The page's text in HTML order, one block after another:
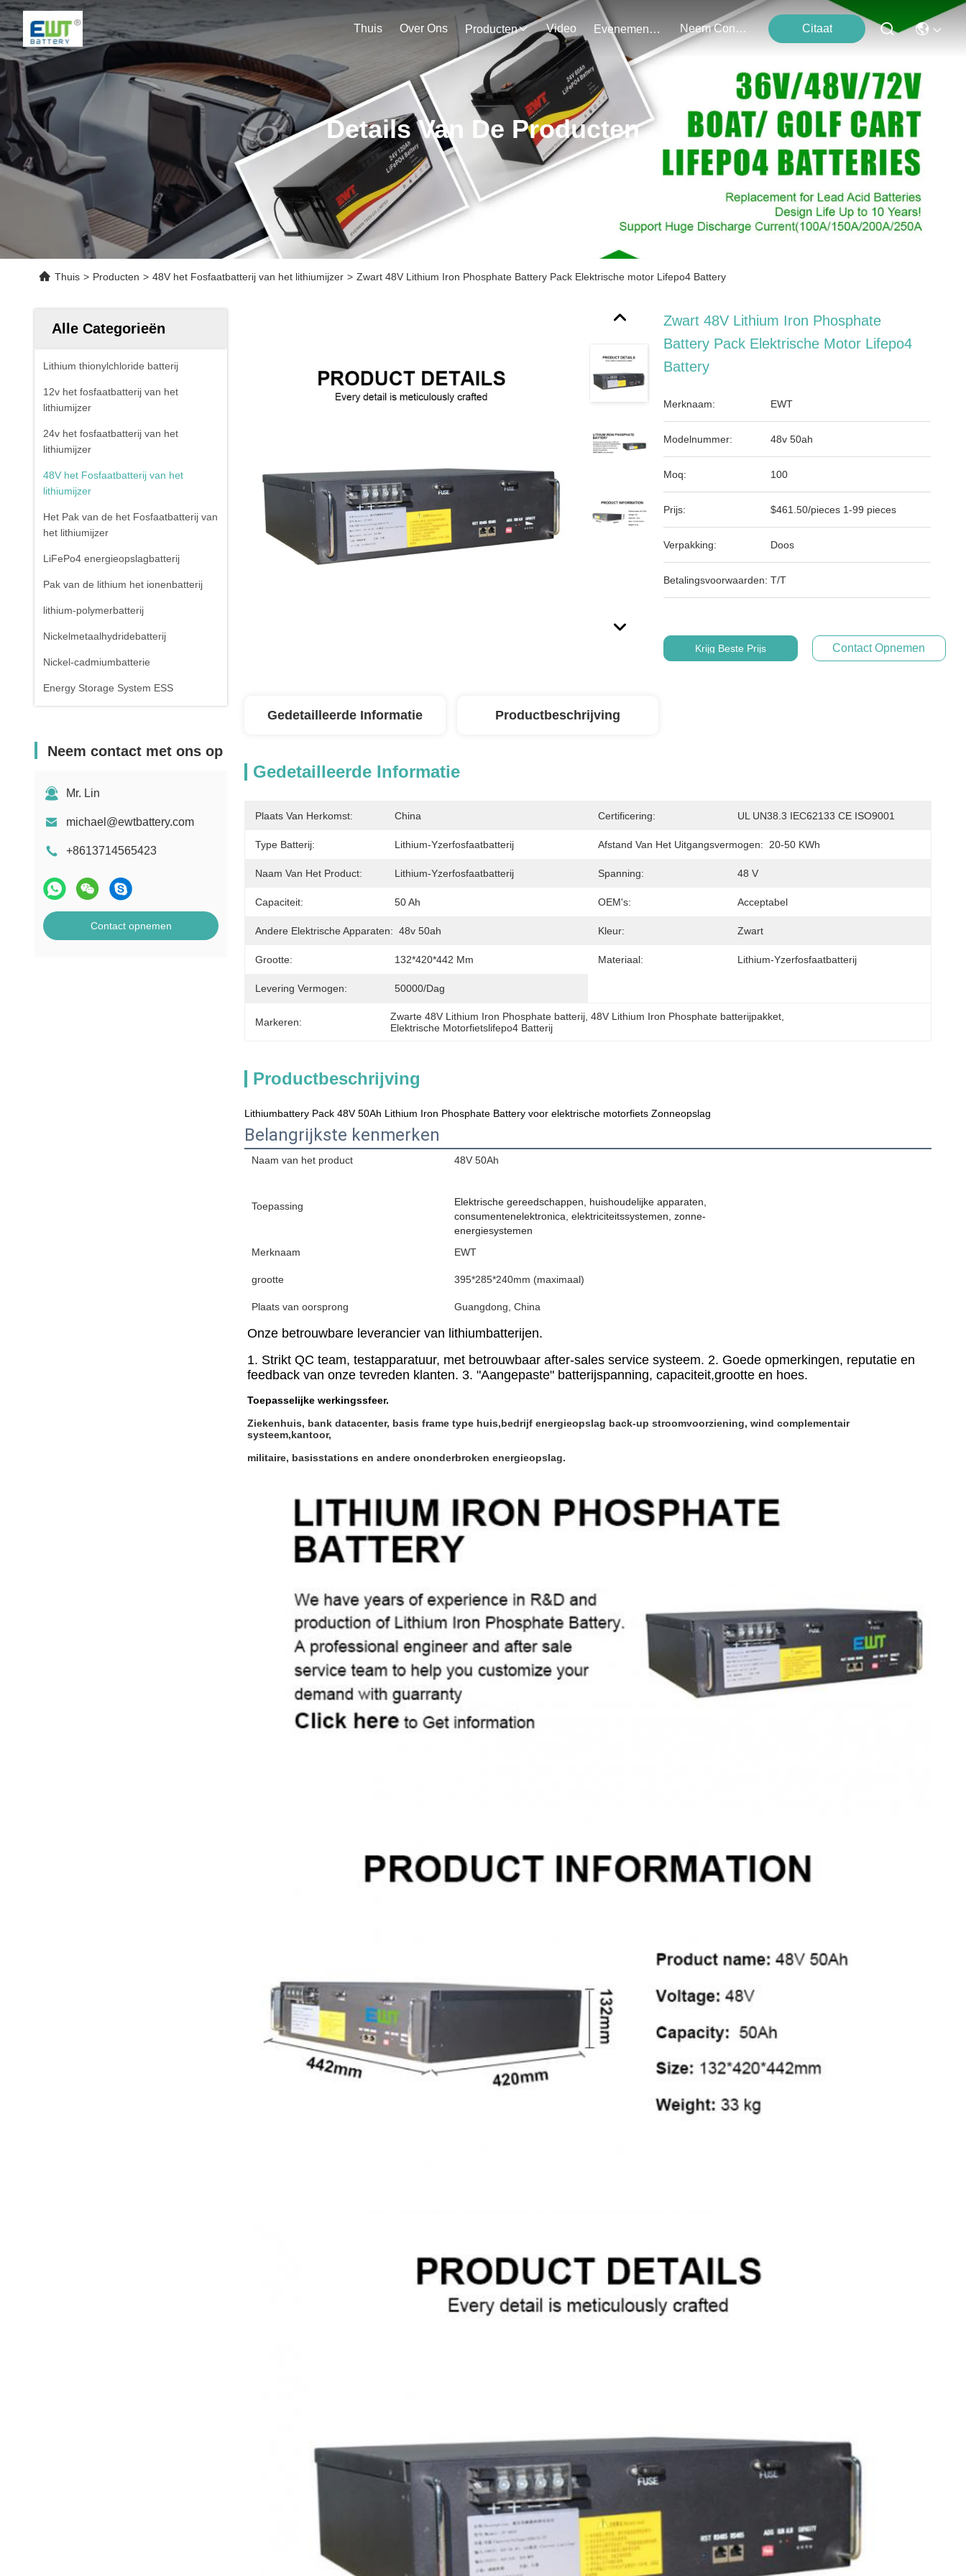
Thuis Over Ons Producten Video Evenementen Neem Contact Met Ons Op Citaat
Details Van De Producten
Thuis > Producten > 48V het Fosfaatbatterij van het lithiumijzer > Zwart 48V Lithium Iron Phosphate Battery Pack Elektrische motor Lifepo4 Battery
Alle Categorieën
Lithium thionylchloride batterij
12v het fosfaatbatterij van het
lithiumijzer
24v het fosfaatbatterij van het
lithiumijzer
48V het Fosfaatbatterij van het
lithiumijzer
Het Pak van de het Fosfaatbatterij van
het lithiumijzer
LiFePo4 energieopslagbatterij
Pak van de lithium het ionenbatterij
lithium-polymerbatterij
Nickelmetaalhydridebatterij
Nickel-cadmiumbatterie
Energy Storage System ESS
Neem contact met ons op
Mr. Lin
michael@ewtbattery.com
+8613714565423
Contact opnemen
Zwart 48V Lithium Iron Phosphate
Battery Pack Elektrische Motor Lifepo4
Battery
Merknaam: EWT
Modelnummer: 48v 50ah
Moq: 100
Prijs: $461.50/pieces 1-99 pieces
Verpakking: Doos
Betalingsvoorwaarden: T/T
Krijg Beste Prijs Contact Opnemen
Gedetailleerde Informatie Productbeschrijving
Gedetailleerde Informatie
Plaats Van Herkomst: China Certificering: UL UN38.3 IEC62133 CE ISO9001
Type Batterij: Lithium-Yzerfosfaatbatterij Afstand Van Het Uitgangsvermogen: 20-50 KWh
Naam Van Het Product: Lithium-Yzerfosfaatbatterij Spanning: 48 V
Capaciteit: 50 Ah OEM's: Acceptabel
Andere Elektrische Apparaten: 48v 50ah Kleur: Zwart
Grootte: 132*420*442 Mm Materiaal: Lithium-Yzerfosfaatbatterij
Levering Vermogen: 50000/dag
Markeren: Zwarte 48V Lithium Iron Phosphate batterij , 48V Lithium Iron Phosphate batterijpakket
Elektrische Motorfietslifepo4 Batterij
Productbeschrijving
Lithiumbattery Pack 48V 50Ah Lithium Iron Phosphate Battery voor elektrische motorfiets Zonneopslag
Belangrijkste kenmerken
Naam van het product 48V 50Ah
Toepassing
Elektrische gereedschappen, huishoudelijke apparaten,
consumentenelektronica, elektriciteitssystemen, zonne-
energiesystemen
Merknaam
EWT
grootte 395*285*240mm (maximaal)
Plaats van oorsprong Guangdong, China
Onze betrouwbare leverancier van lithiumbatterijen.
1. Strikt QC team, testapparatuur, met betrouwbaar after-sales service systeem. 2. Goede opmerkingen, reputatie en
feedback van onze tevreden klanten. 3. "Aangepaste" batterijspanning, capaciteit,grootte en hoes.
Toepasselijke werkingssfeer.
Ziekenhuis, bank datacenter, basis frame type huis,bedrijf energieopslag back-up stroomvoorziening, wind complementair
systeem,kantoor,
militaire, basisstations en andere ononderbroken energieopslag.